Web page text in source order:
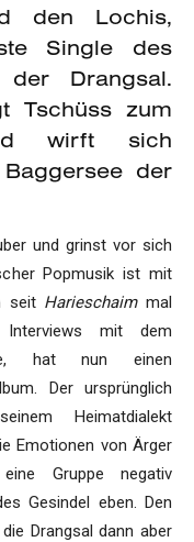
den Lochis,
Single des
der Drangsal.
Tschüss zum
wirft sich
der
und grinst vor sich
Popmusik ist mit
seit Harieschaimmal
mit dem
hat nun einen
Der ursprünglich
Heimatdialekt
Emotionen von Ärger
Gruppe negativ
Gesindel eben. Den
Drangsal dann aber